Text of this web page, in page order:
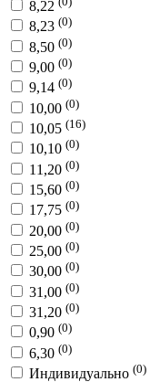
8,22
8,23 (0)
8,50 (0)
9,00 (0)
9,14 (0)
10,00 (0)
10,05 (16)
10,10 (0)
11,20 (0)
15,60 (0)
17,75 (0)
20,00 (0)
25,00 (0)
30,00 (0)
31,00 (0)
31,20 (0)
0,90 (0)
6,30 (0)
Индивидуально (0)